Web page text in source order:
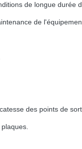
de longue durée
de
des points de